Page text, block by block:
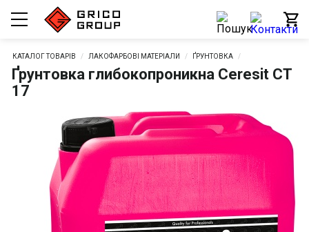
КАТАЛОГ ТОВАРІВ ЛАКОФАРБОВІ МАТЕРІАЛИ ҐРУНТОВКА
Ґрунтовка глибокопроникна Ceresit CT
17